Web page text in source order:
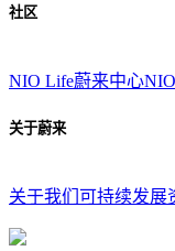
社区
NIO Life蔚来中心
关于蔚来
关于我们 可持续发展